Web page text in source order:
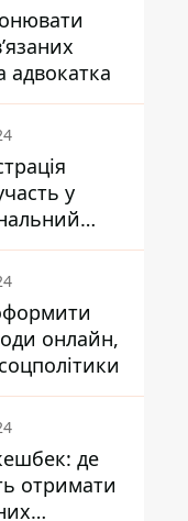
адвокатка
у
онлайн,
у Мінсоцполітики
де
отримати